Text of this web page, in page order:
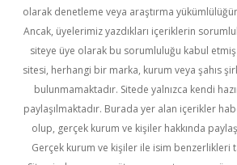
olarak denetleme veya araştırma
Ancak, üyelerimiz yazdıkları içeriklerin
siteye üye olarak bu sorumluluğu kabul etmiş
sitesi, herhangi bir marka, kurum veya şahıs
bulunmamaktadır. Sitede yalnızca kendi
paylaşılmaktadır. Burada yer alan içerikler
olup, gerçek kurum ve kişiler hakkında
Gerçek kurum ve kişiler ile isim benzerlikleri